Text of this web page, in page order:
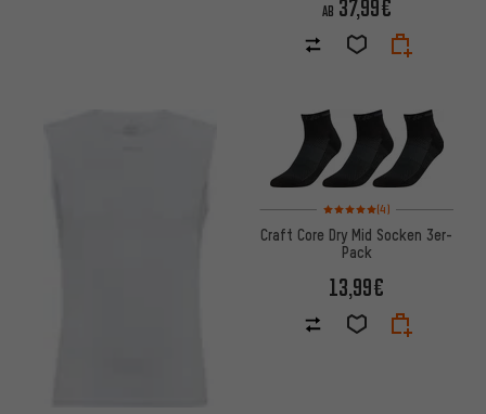
AB 37,99€
Bewertungen: 5 von 5
(4)
Craft Core Dry Mid Socken 3er-
Pack
13,99€